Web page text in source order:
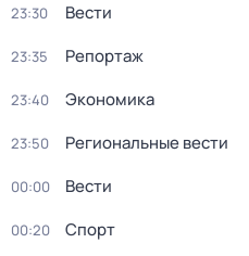
23:30 Вести
23:35 Репортаж
23:40 Экономика
23:50 Региональные вести
00:00 Вести
00:20 Спорт